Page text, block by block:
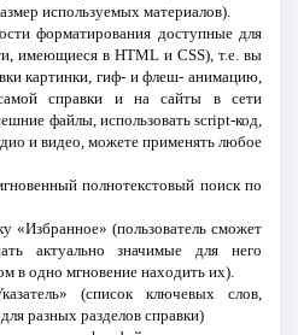
используемых материалов).
форматирования доступные для
имеющиеся в HTML и CSS), т.е. вы
картинки, гиф- и флеш- анимацию,
справки и на сайты в сети
файлы, использовать script-код,
и видео, можете применять любое
полнотекстовый поиск по
«Избранное» (пользователь сможет
актуально значимые для него
в одно мгновение находить их).
(список ключевых слов,
разных разделов справки)